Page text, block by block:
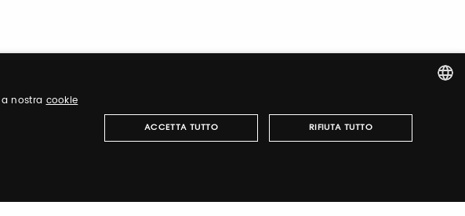
ITALIAN
ENGLISH
nostracookie
ACCETTA TUTTO RIFIUTA TUTTO